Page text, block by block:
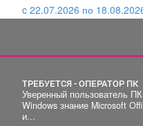
c 22.07.2026 по
ТРЕБУЕТСЯ - ОПЕРАТОР ПК
Уверенный пользователь
Windows знание Microsoft Office . Обработка
и...